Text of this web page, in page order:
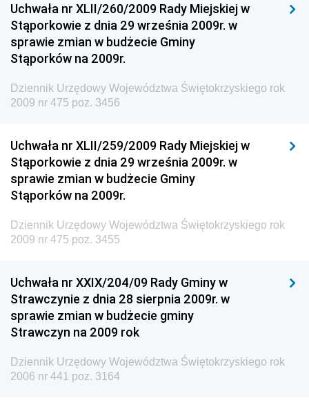
Dziennik Urzędowy Ministra Spraw Zagranicznych
Dziennik Urzędowy Centralnego Biura
Antykorupcyjnego
Wewnętrznego
Dziennik Urzędowy Urzędu Patentowego
Dziennik Urzędowy Generalnej Dyrekcji Dróg
Krajowych i Autostrad
Dziennik Urzędowy Ministra Środowiska
Dziennik Urzędowy Ministra Edukacji
Dziennik Urzędowy Ministra Przemysłu
Dziennik Urzędowy Ministra Finansów i Gospodarki
Dziennik Urzędowy Ministra do Spraw Unii
Dziennik Urzędowy Agencji Wywiadu
Uchwała nr XLII/260/2009 Rady Miejskiej w
Stąporkowie z dnia 29 września 2009r. w
sprawie zmian w budżecie Gminy
Stąporków na 2009r.
Dziennik Urzędowy Województwa Świętokrzyskiego rok
2009 nr 475 poz. 3456
Uchwała nr XLII/259/2009 Rady Miejskiej w
Stąporkowie z dnia 29 września 2009r. w
sprawie zmian w budżecie Gminy
Stąporków na 2009r.
Dziennik Urzędowy Województwa Świętokrzyskiego rok
2009 nr 475 poz. 3455
Uchwała nr XXIX/204/09 Rady Gminy w
Strawczynie z dnia 28 sierpnia 2009r. w
sprawie zmian w budżecie gminy
Strawczyn na 2009 rok
Dziennik Urzędowy Województwa Świętokrzyskiego rok
2006 nr 441 poz. 3164